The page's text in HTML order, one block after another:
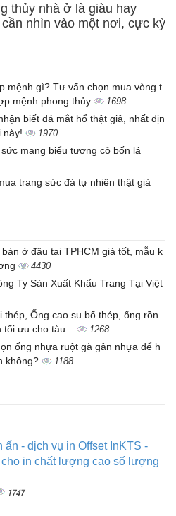
thủy nhà ở là giàu hay
nhìn vào một nơi, cực kỳ
mệnh gì? Tư vấn chọn mua vòng t
mệnh phong thủy
1698
biết đá mắt hổ thật giả, nhất địn
này!
1970
mang biểu tượng cỏ bốn lá
trang sức đá tự nhiên thật giả
ở đâu tại TPHCM giá tốt, mẫu k
4430
Ty Sản Xuất Khẩu Trang Tại Việt
thép, Ống cao su bố thép, ống rồn
ưu cho tàu...
1268
ống nhựa ruột gà gân nhựa để h
không?
1188
ấn - dịch vụ in Offset InKTS -
in chất lượng cao số lượng
1747